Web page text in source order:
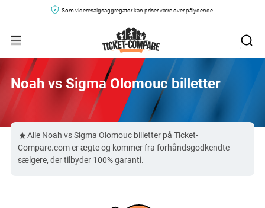
Som videresalgsaggregator kan priser være over pålydende.
Noah vs Sigma Olomouc billetter
Alle Noah vs Sigma Olomouc billetter på Ticket-
Compare.com er ægte og kommer fra forhåndsgodkendte
sælgere, der tilbyder 100% garanti.